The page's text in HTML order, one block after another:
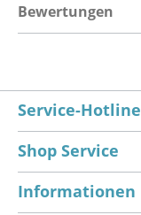
Bewertungen
Service-Hotline
Shop Service
Informationen